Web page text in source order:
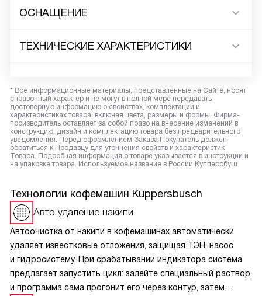
ОСНАЩЕНИЕ
ТЕХНИЧЕСКИЕ ХАРАКТЕРИСТИКИ
* Все информационные материалы, представленные на Сайте, носят
справочный характер и не могут в полной мере передавать
достоверную информацию о свойствах, комплектации и
характеристиках товара, включая цвета, размеры и формы. Фирма-
производитель оставляет за собой право на внесение изменений в
конструкцию, дизайн и комплектацию товара без предварительного
уведомления. Перед оформлением Заказа Покупатель должен
обратиться к Продавцу для уточнения свойств и характеристик
Товара. Подробная информация о товаре указывается в инструкции и
на упаковке товара. Используемое название в России Купперсбуш
Технологии кофемашин Kuppersbusch
Авто удаление накипи
Автоочистка от накипи в кофемашинах автоматически
удаляет известковые отложения, защищая ТЭН, насос
и гидросистему. При срабатывании индикатора система
предлагает запустить цикл: залейте специальный раствор,
и программа сама прогонит его через контур, затем